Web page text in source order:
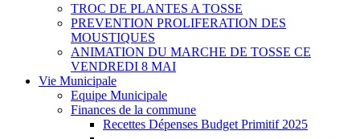
TROC DE PLANTES A TOSSE
PREVENTION PROLIFERATION DES
MOUSTIQUES
ANIMATION DU MARCHE DE TOSSE CE
VENDREDI 8 MAI
Vie Municipale
Equipe Municipale
Finances de la commune
Recettes Dépenses Budget Primitif 2025